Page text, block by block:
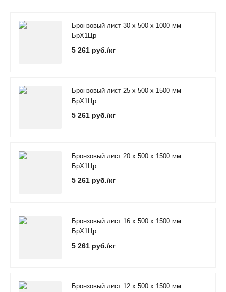
Бронзовый лист 30 х 500 х 1000 мм
БрХ1Цр
5 261 руб./кг
Бронзовый лист 25 х 500 х 1500 мм
БрХ1Цр
5 261 руб./кг
Бронзовый лист 20 х 500 х 1500 мм
БрХ1Цр
5 261 руб./кг
Бронзовый лист 16 х 500 х 1500 мм
БрХ1Цр
5 261 руб./кг
Бронзовый лист 12 х 500 х 1500 мм